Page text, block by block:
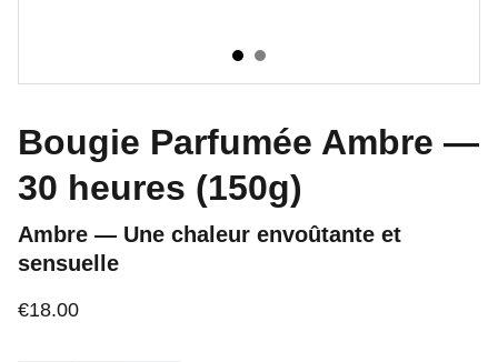
Bougie Parfumée Ambre —
30 heures (150g)
Ambre — Une chaleur envoûtante et
sensuelle
€18.00